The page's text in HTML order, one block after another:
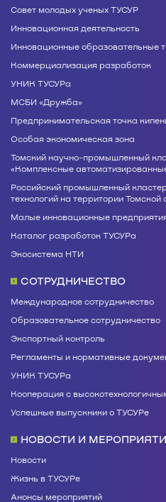
Совет молодых ученых ТУСУР
Инновационная деятельность
Инновационные образовательные
Коммерциализация разработок
УНИК ТУСУРа
МСБИ «Дружба»
Предпринимательская точка
Особая экономическая зона
Томский научно-промышленный
«Комплексные
Российский промышленный
технологий на территории Томской
Малые инновационные
Каталог разработок ТУСУРа
Экосистема НТИ
СОТРУДНИЧЕСТВО
Международное сотрудничество
Образовательное сотрудничество
Экспортный контроль
Регламенты и нормативные
УНИК ТУСУРа
Кооперация с
Успешные выпускники о ТУСУРе
НОВОСТИ И
Новости
Жизнь в ТУСУРе
Анонсы мероприятий